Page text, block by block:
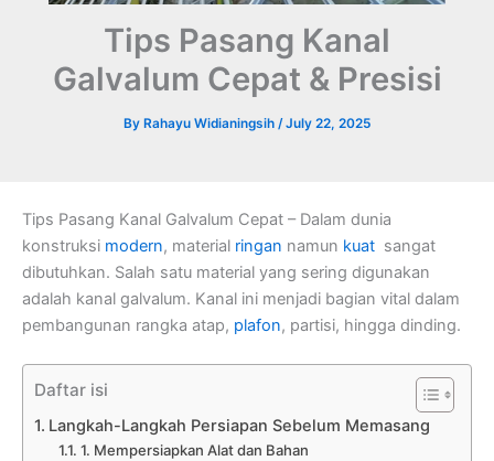
Tips Pasang Kanal
Galvalum Cepat & Presisi
By Rahayu Widianingsih /July 22, 2025
Tips Pasang Kanal Galvalum Cepat – Dalam dunia
konstruksi modern, material ringan namun kuat sangat
dibutuhkan. Salah satu material yang sering digunakan
adalah kanal galvalum. Kanal ini menjadi bagian vital dalam
pembangunan rangka atap, plafon, partisi, hingga dinding.
Daftar isi
Langkah-Langkah Persiapan Sebelum Memasang
1. Mempersiapkan Alat dan Bahan